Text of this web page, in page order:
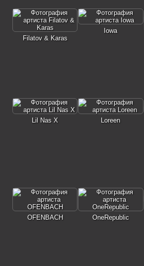
Filatov & Karas
Iowa
Lil Nas X Loreen
OFENBACH OneRepublic